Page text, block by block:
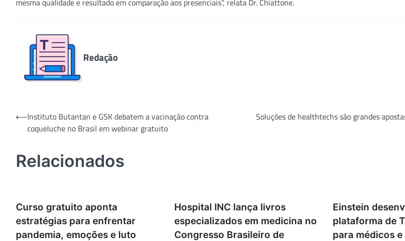
mesma qualidade e resultado em comparação aos presenciais”, relata Dr. Chiattone.
Redação
Navegação
⟵Instituto Butantan e GSK debatem a vacinação contra
coqueluche no Brasil em webinar gratuito
Soluções de healthtechs são grandes
Relacionados
Curso gratuito aponta
estratégias para enfrentar
pandemia, emoções e luto
Hospital INC lança livros
especializados em medicina no
Congresso Brasileiro de
Einstein
plataforma de
para médicos